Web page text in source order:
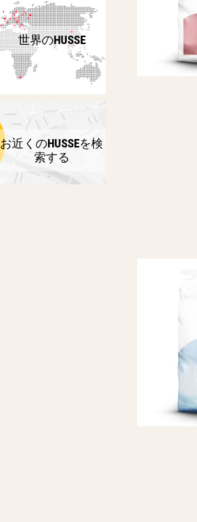
世界のHUSSE
お近くのHUSSEを検
索する